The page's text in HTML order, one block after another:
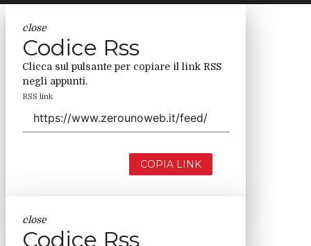
close
Codice Rss
Clicca sul pulsante per copiare il link RSS
negli appunti.
RSS link
COPIA LINK
close
Codice Rss